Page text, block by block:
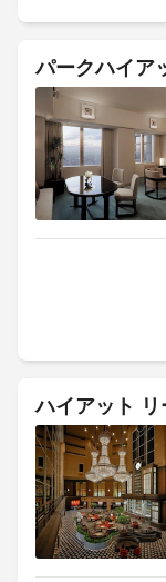
パークハイア
ハイアット